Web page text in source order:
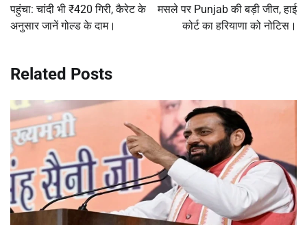
पहुंचा: चांदी भी ₹420 गिरी, कैरेट के
अनुसार जानें गोल्ड के दाम।
मसले पर Punjab की बड़ी जीत, हाई
कोर्ट का हरियाणा को नोटिस।
Related Posts